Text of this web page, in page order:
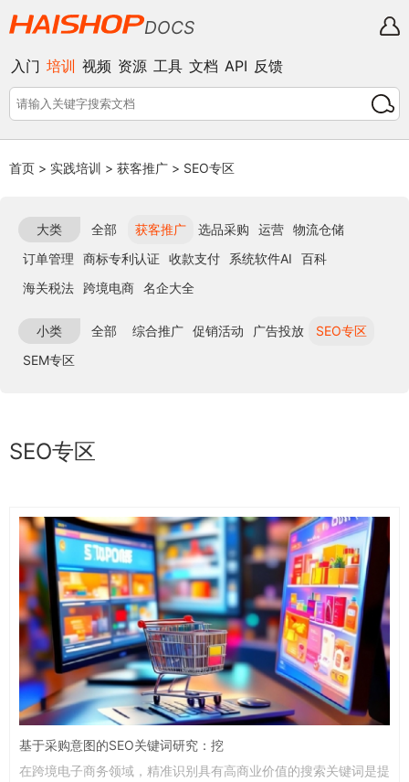
DOCS
入门 培训 视频 资源 工具 文档 API 反馈
首页 > 实践培训 > 获客推广 > SEO专区
大类 全部 获客推广 选品采购 运营 物流仓储
订单管理
商标专利认证 收款支付 系统软件AI
百科
海关税法 跨境电商 名企大全
小类 全部 综合推广 促销活动 广告投放
SEO专区
SEM专区
SEO专区
基于采购意图的SEO关键词研究：挖
在跨境电子商务领域，精准识别具有高商业价值的搜索关键词是提